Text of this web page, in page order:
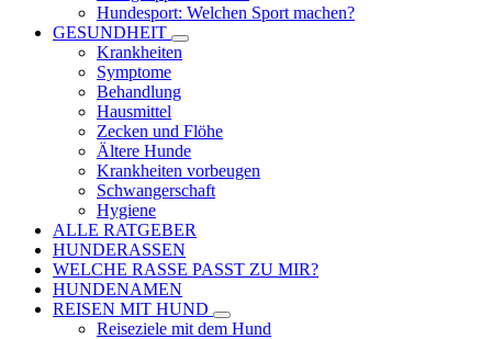
Hundesport: Welchen Sport machen?
GESUNDHEIT
Krankheiten
Symptome
Behandlung
Hausmittel
Zecken und Flöhe
Ältere Hunde
Krankheiten vorbeugen
Schwangerschaft
Hygiene
ALLE RATGEBER
HUNDERASSEN
WELCHE RASSE PASST ZU MIR?
HUNDENAMEN
REISEN MIT HUND
Reiseziele mit dem Hund